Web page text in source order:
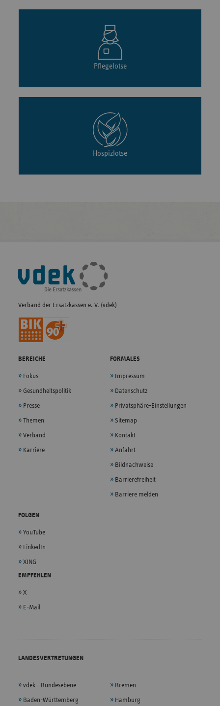
Pflegelotse
Hospizlotse
Fußleisten-
Navigation
Verband der Ersatzkassen e. V. (vdek)
BEREICHE
Fokus
Gesundheitspolitik
Presse
Themen
Verband
Karriere
FORMALES
Impressum
Datenschutz
Privatsphäre-Einstellungen
Sitemap
Kontakt
Anfahrt
Bildnachweise
Barrierefreiheit
Barriere melden
FOLGEN
YouTube
LinkedIn
XING
EMPFEHLEN
X
E-Mail
LANDESVERTRETUNGEN
vdek - Bundesebene
Baden-Württemberg
Bremen
Hamburg